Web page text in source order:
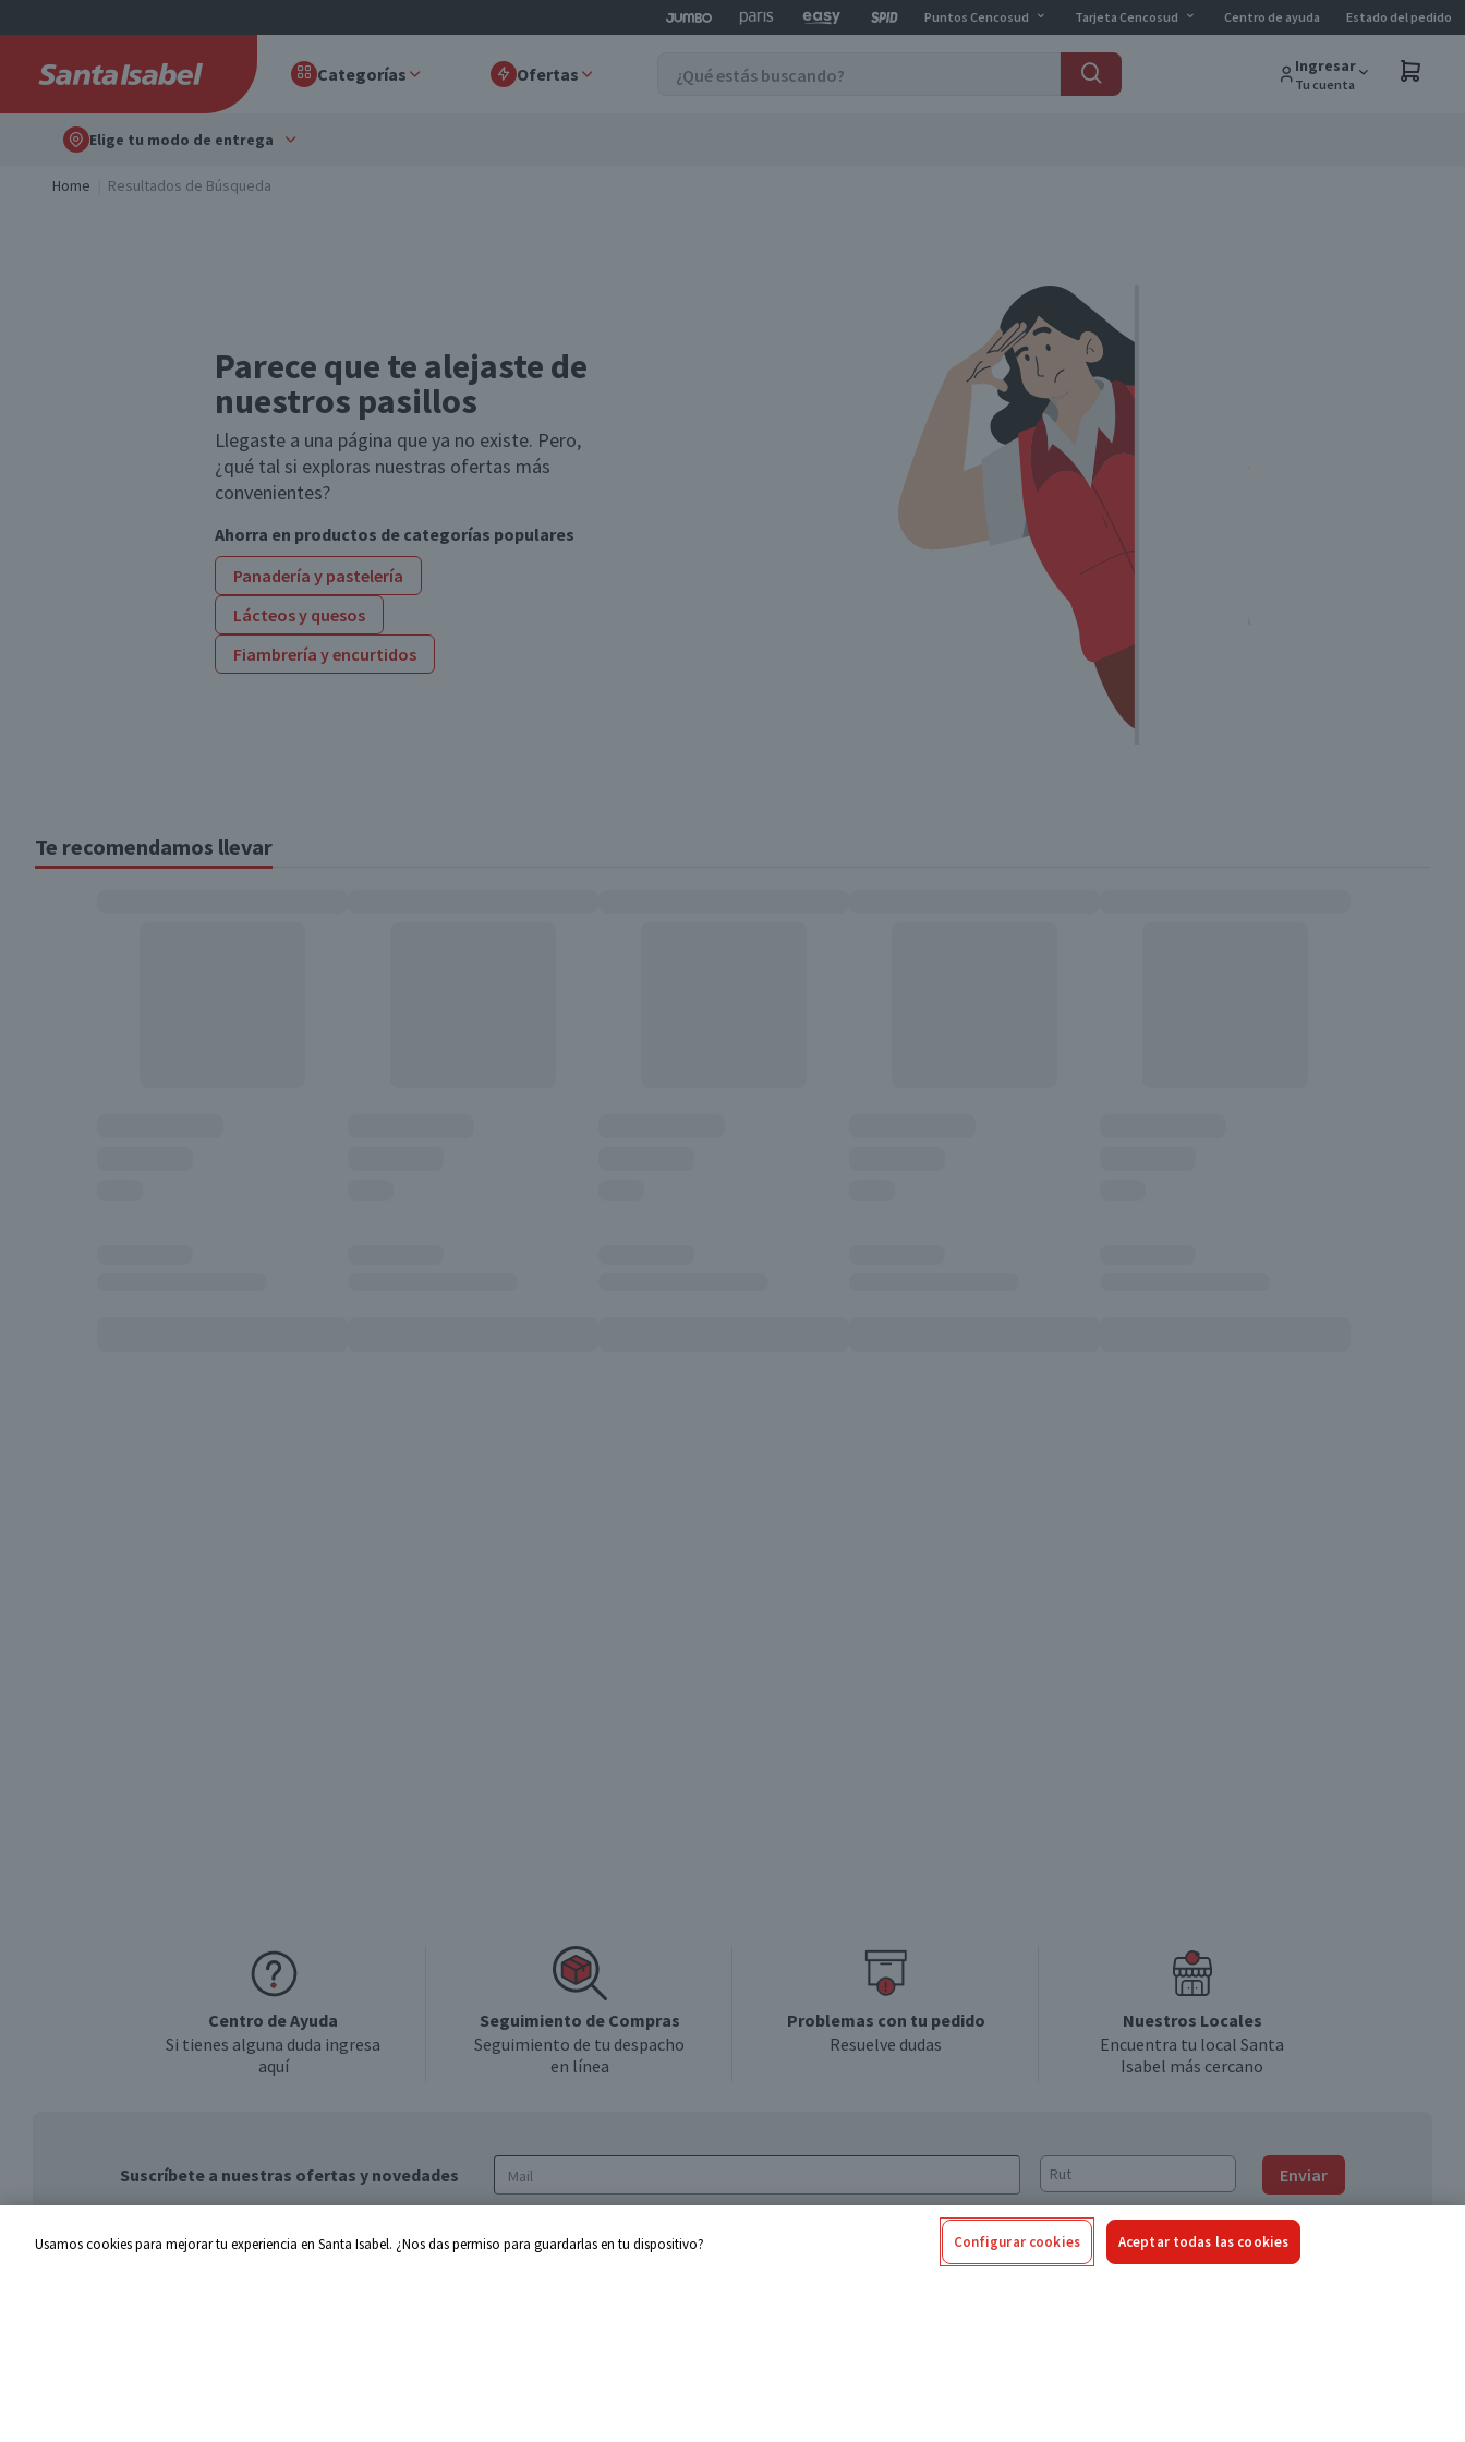
Puntos Cencosud Tarjeta Cencosud Centro de ayuda Estado del pedido
Categorías Ofertas Ingresar
Tu cuenta
Elige tu modo de entrega
Home Resultados de Búsqueda
Parece que te alejaste de
nuestros pasillos
Llegaste a una página que ya no existe. Pero,
¿qué tal si exploras nuestras ofertas más
convenientes?
Ahorra en productos de categorías populares
Panadería y pastelería
Lácteos y quesos
Fiambrería y encurtidos
Te recomendamos llevar
Centro de Ayuda
Si tienes alguna duda ingresa
aquí
Seguimiento de Compras
Seguimiento de tu despacho
en línea
Problemas con tu pedido
Resuelve dudas
Nuestros Locales
Encuentra tu local Santa
Isabel más cercano
Suscríbete a nuestras ofertas y novedades Enviar
de privacidad y de tratamiento de datos
Usamos cookies para mejorar tu experiencia en Santa Isabel. ¿Nos das permiso para guardarlas en tu dispositivo? Configurar cookies Aceptar todas las cookies